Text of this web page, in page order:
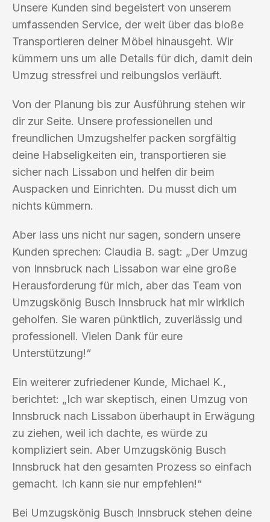
Unsere Kunden sind begeistert von unserem
umfassenden Service, der weit über das bloße
Transportieren deiner Möbel hinausgeht. Wir
kümmern uns um alle Details für dich, damit dein
Umzug stressfrei und reibungslos verläuft.
Von der Planung bis zur Ausführung stehen wir
dir zur Seite. Unsere professionellen und
freundlichen Umzugshelfer packen sorgfältig
deine Habseligkeiten ein, transportieren sie
sicher nach Lissabon und helfen dir beim
Auspacken und Einrichten. Du musst dich um
nichts kümmern.
Aber lass uns nicht nur sagen, sondern unsere
Kunden sprechen: Claudia B. sagt: „Der Umzug
von Innsbruck nach Lissabon war eine große
Herausforderung für mich, aber das Team von
Umzugskönig Busch Innsbruck hat mir wirklich
geholfen. Sie waren pünktlich, zuverlässig und
professionell. Vielen Dank für eure
Unterstützung!“
Ein weiterer zufriedener Kunde, Michael K.,
berichtet: „Ich war skeptisch, einen Umzug von
Innsbruck nach Lissabon überhaupt in Erwägung
zu ziehen, weil ich dachte, es würde zu
kompliziert sein. Aber Umzugskönig Busch
Innsbruck hat den gesamten Prozess so einfach
gemacht. Ich kann sie nur empfehlen!“
Bei Umzugskönig Busch Innsbruck stehen deine